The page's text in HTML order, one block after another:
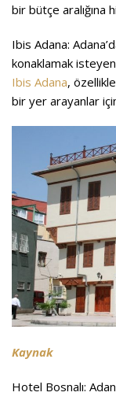
bir bütçe aralığına
Ibis Adana:
konaklamak
Ibis Adana,
bir yer arayanlar
Kaynak
Hotel Bosnalı: